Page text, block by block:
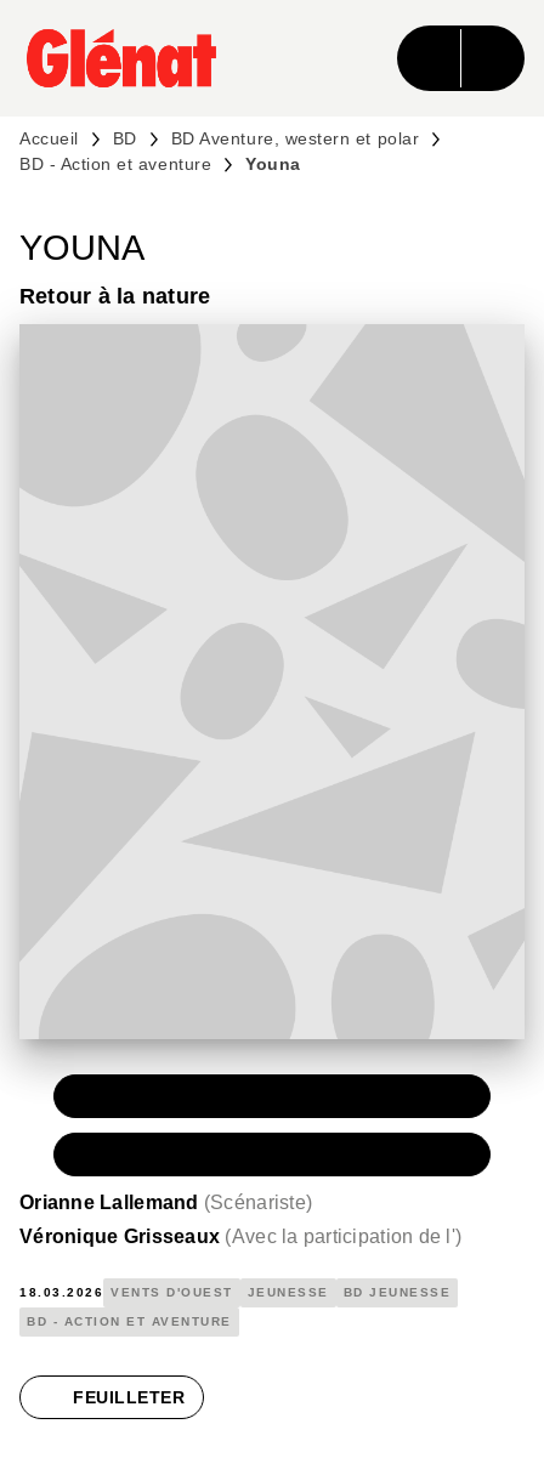
MENU RECHERCHE CONTENU
PIED DE PAGE
Accueil BD
BD Aventure, western et polar
BD - Action et aventure
Youna
YOUNA
Retour à la nature
Orianne Lallemand (Scénariste)
Véronique Grisseaux (Avec la participation de l')
18.03.2026 VENTS D'OUEST JEUNESSE BD JEUNESSE
BD - ACTION ET AVENTURE
FEUILLETER